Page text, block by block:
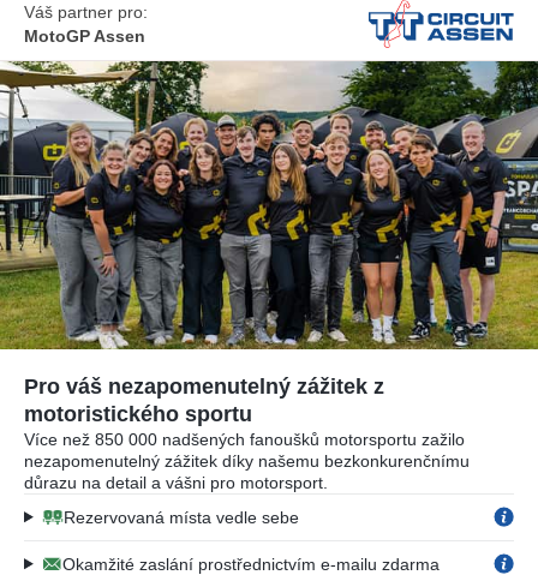
Váš partner pro:
MotoGP Assen
Pro váš nezapomenutelný zážitek z
motoristického sportu
Více než 850 000 nadšených fanoušků motorsportu zažilo
nezapomenutelný zážitek díky našemu bezkonkurenčnímu
důrazu na detail a vášni pro motorsport.
Rezervovaná místa vedle sebe
Okamžité zaslání prostřednictvím e-mailu zdarma